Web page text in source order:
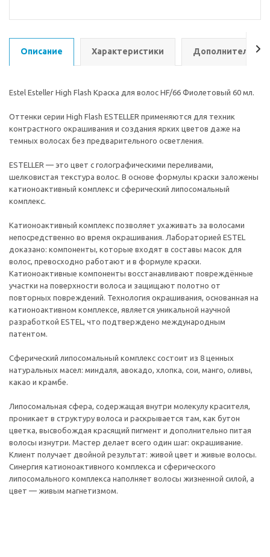
Описание Характеристики Дополнительно
Estel Esteller High Flash Краска для волос HF/66 Фиолетовый 60 мл.
Оттенки серии High Flash ESTELLER применяются для техник
контрастного окрашивания и создания ярких цветов даже на
темных волосах без предварительного осветления.
ESTELLER — это цвет с голографическими переливами,
шелковистая текстура волос. В основе формулы краски заложены
катионоактивный комплекс и сферический липосомальный
комплекс.
Катионоактивный комплекс позволяет ухаживать за волосами
непосредственно во время окрашивания. Лабораторией ESTEL
доказано: компоненты, которые входят в составы масок для
волос, превосходно работают и в формуле краски.
Катионоактивные компоненты восстанавливают повреждённые
участки на поверхности волоса и защищают полотно от
повторных повреждений. Технология окрашивания, основанная на
катионоактивном комплексе, является уникальной научной
разработкой ESTEL, что подтверждено международным
патентом.
Сферический липосомальный комплекс состоит из 8 ценных
натуральных масел: миндаля, авокадо, хлопка, сои, манго, оливы,
какао и крамбе.
Липосомальная сфера, содержащая внутри молекулу красителя,
проникает в структуру волоса и раскрывается там, как бутон
цветка, высвобождая красящий пигмент и дополнительно питая
волосы изнутри. Мастер делает всего один шаг: окрашивание.
Клиент получает двойной результат: живой цвет и живые волосы.
Синергия катионоактивного комплекса и сферического
липосомального комплекса наполняет волосы жизненной силой, а
цвет — живым магнетизмом.